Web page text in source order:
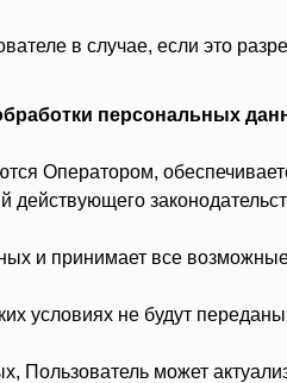
в случае, если это
персональных
Оператором,
и принимает все
условиях не будут
Пользователь может